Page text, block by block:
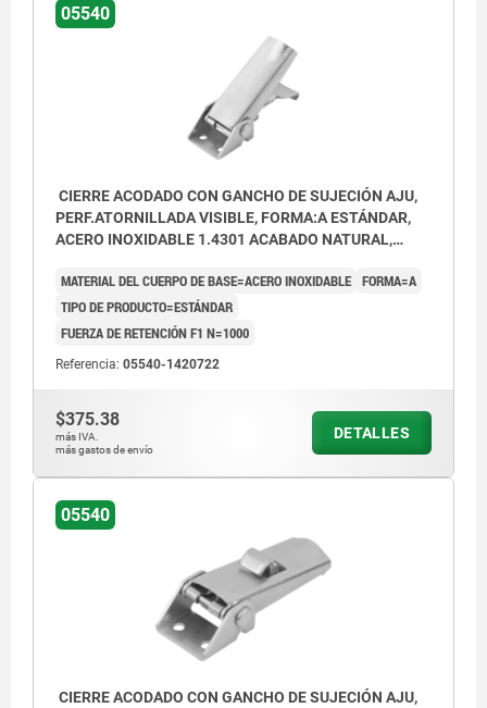
Forma A estándar
Forma C con ojal para candado
1) Configuraciones de agujeros para
montaje con placa de retención
05540
CIERRE ACODADO CON GANCHO DE SUJECIÓN AJU,
PERF.ATORNILLADA VISIBLE, FORMA:A ESTÁNDAR,
ACERO INOXIDABLE 1.4301 ACABADO NATURAL,
MATERIAL DEL CUERPO DE BASE=ACERO INOXIDABLE FORMA=A
TIPO DE PRODUCTO=ESTÁNDAR
FUERZA DE RETENCIÓN F1 N=1000
Referencia: 05540-1420722
$375.38
más IVA.
más gastos de envío
DETALLES
05540
CIERRE ACODADO CON GANCHO DE SUJECIÓN AJU,